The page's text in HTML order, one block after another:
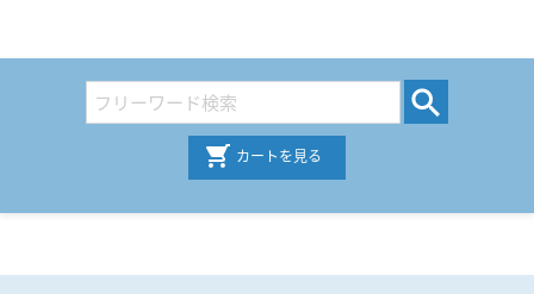
カートを見る